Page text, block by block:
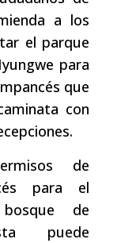
a los
el parque
para
que
con
de
para el
de
puede